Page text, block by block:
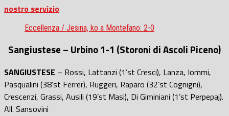
nostro servizio
Eccellenza / Jesina, ko a Montefano: 2-0
Sangiustese – Urbino 1-1 (Storoni di Ascoli Piceno)
SANGIUSTESE – Rossi, Lattanzi (1’st Cresci), Lanza, Iommi,
Pasqualini (38’st Ferrer), Ruggeri, Raparo (32’st Cognigni),
Crescenzi, Grassi, Ausili (19’st Masi), Di Giminiani (1’st Perpepaj).
All. Sansovini